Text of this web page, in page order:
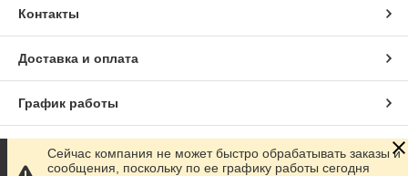
Контакты
Доставка и оплата
График работы
Полная версия сайта
Сейчас компания не может быстро обрабатывать заказы и
сообщения, поскольку по ее графику работы сегодня